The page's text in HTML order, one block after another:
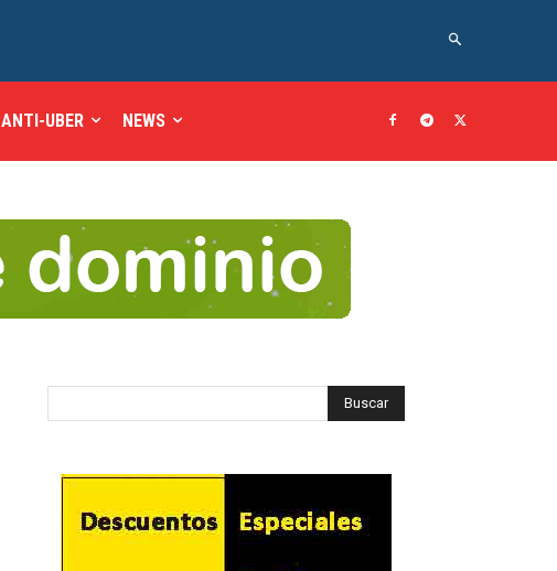
ANTI-UBER NEWS